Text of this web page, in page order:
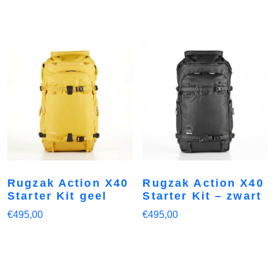
Rugzak Action X40
Starter Kit geel
€495,00
Rugzak Action X40
Starter Kit – zwart
€495,00